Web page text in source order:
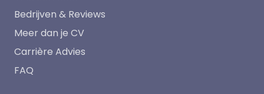
Bedrijven & Reviews
Meer dan je CV
Carrière Advies
FAQ